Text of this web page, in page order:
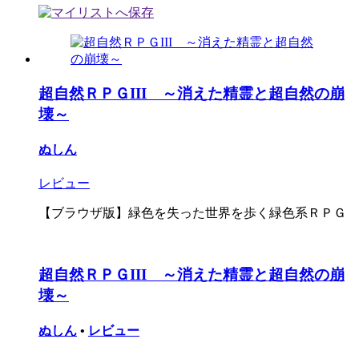
超自然ＲＰＧIII ～消えた精霊と超自然の崩
壊～
ぬしん
レビュー
【ブラウザ版】緑色を失った世界を歩く緑色系ＲＰＧ
超自然ＲＰＧIII ～消えた精霊と超自然の崩
壊～
ぬしん • レビュー